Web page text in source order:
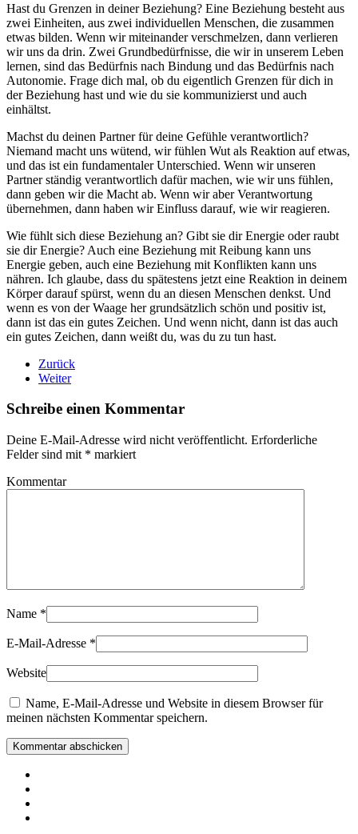
Hast du Grenzen in deiner Beziehung? Eine Beziehung besteht aus
zwei Einheiten, aus zwei individuellen Menschen, die zusammen
etwas bilden. Wenn wir miteinander verschmelzen, dann verlieren
wir uns da drin. Zwei Grundbedürfnisse, die wir in unserem Leben
lernen, sind das Bedürfnis nach Bindung und das Bedürfnis nach
Autonomie. Frage dich mal, ob du eigentlich Grenzen für dich in
der Beziehung hast und wie du sie kommunizierst und auch
einhältst.
Machst du deinen Partner für deine Gefühle verantwortlich?
Niemand macht uns wütend, wir fühlen Wut als Reaktion auf etwas,
und das ist ein fundamentaler Unterschied. Wenn wir unseren
Partner ständig verantwortlich dafür machen, wie wir uns fühlen,
dann geben wir die Macht ab. Wenn wir aber Verantwortung
übernehmen, dann haben wir Einfluss darauf, wie wir reagieren.
Wie fühlt sich diese Beziehung an? Gibt sie dir Energie oder raubt
sie dir Energie? Auch eine Beziehung mit Reibung kann uns
Energie geben, auch eine Beziehung mit Konflikten kann uns
nähren. Ich glaube, dass du spätestens jetzt eine Reaktion in deinem
Körper darauf spürst, wenn du an diesen Menschen denkst. Und
wenn es von der Waage her grundsätzlich schön und positiv ist,
dann ist das ein gutes Zeichen. Und wenn nicht, dann ist das auch
ein gutes Zeichen, dann weißt du, was du zu tun hast.
Zurück
Weiter
Schreibe einen Kommentar
Deine E-Mail-Adresse wird nicht veröffentlicht. Erforderliche
Felder sind mit * markiert
Kommentar
Name *
E-Mail-Adresse *
Website
Name, E-Mail-Adresse und Website in diesem Browser für
meinen nächsten Kommentar speichern.
Kommentar abschicken